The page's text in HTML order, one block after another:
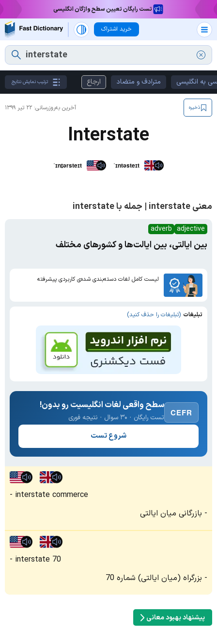
تست رایگان تعیین سطح واژگان انگلیسی
خرید اشتراک
به انگلیسی مترادف و متضاد ارجاع ترتیب نمایش نتایج
آخرین به‌روزرسانی: ۲۲ تیر ۱۳۹۹ ذخیره
Interstate
ˈɪnt̬ərsteɪt ˈɪntəsteɪt
معنی interstate | جمله با interstate
adjective
adverb
بین ایالتی، بین ایالت‌ها و کشورهای مختلف
لیست کامل لغات دسته‌بندی شده‌ی کاربردی پیشرفته
تبلیغات (تبلیغات را حذف کنید)
CEFR
سطح واقعی لغات انگلیسیت رو بدون!
تست رایگان · ۳۰ سوال · نتیجه فوری
شروع تست
interstate commerce
بازرگانی میان ایالتی
interstate 70
بزرگراه (میان ایالتی) شماره 70
پیشنهاد بهبود معانی